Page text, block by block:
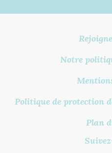
Notre
Politique de protection
Plan